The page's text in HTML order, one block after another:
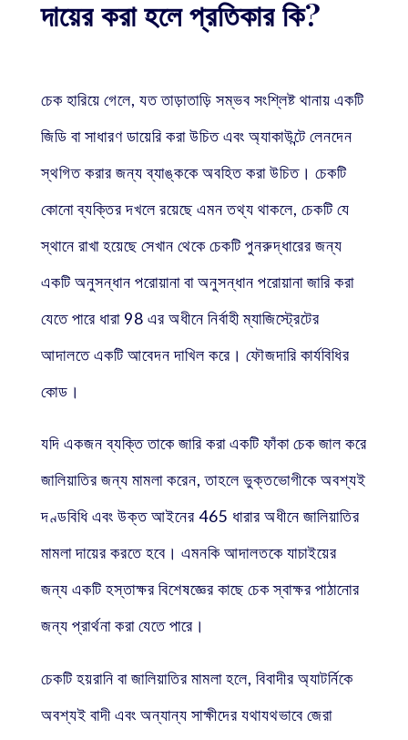
দায়ের করা হলে প্রতিকার কি?
চেক হারিয়ে গেলে, যত তাড়াতাড়ি সম্ভব সংশ্লিষ্ট থানায় একটি
জিডি বা সাধারণ ডায়েরি করা উচিত এবং অ্যাকাউন্টে লেনদেন
স্থগিত করার জন্য ব্যাঙ্ককে অবহিত করা উচিত। চেকটি
কোনো ব্যক্তির দখলে রয়েছে এমন তথ্য থাকলে, চেকটি যে
স্থানে রাখা হয়েছে সেখান থেকে চেকটি পুনরুদ্ধারের জন্য
একটি অনুসন্ধান পরোয়ানা বা অনুসন্ধান পরোয়ানা জারি করা
যেতে পারে ধারা 98 এর অধীনে নির্বাহী ম্যাজিস্ট্রেটের
আদালতে একটি আবেদন দাখিল করে। ফৌজদারি কার্যবিধির
কোড।
যদি একজন ব্যক্তি তাকে জারি করা একটি ফাঁকা চেক জাল করে
জালিয়াতির জন্য মামলা করেন, তাহলে ভুক্তভোগীকে অবশ্যই
দণ্ডবিধি এবং উক্ত আইনের 465 ধারার অধীনে জালিয়াতির
মামলা দায়ের করতে হবে। এমনকি আদালতকে যাচাইয়ের
জন্য একটি হস্তাক্ষর বিশেষজ্ঞের কাছে চেক স্বাক্ষর পাঠানোর
জন্য প্রার্থনা করা যেতে পারে।
চেকটি হয়রানি বা জালিয়াতির মামলা হলে, বিবাদীর অ্যাটর্নিকে
অবশ্যই বাদী এবং অন্যান্য সাক্ষীদের যথাযথভাবে জেরা